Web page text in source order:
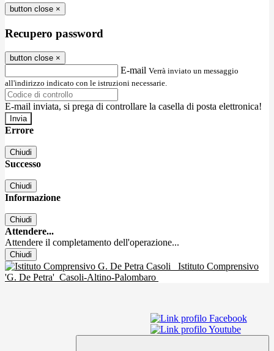
button close ×
Recupero password
button close ×
E-mail Verrà inviato un messaggio
all'indirizzo indicato con le istruzioni necessarie.
E-mail inviata, si prega di controllare la casella di posta elettronica!
Errore
Chiudi
Successo
Chiudi
Informazione
Chiudi
Attendere...
Attendere il completamento dell'operazione...
Chiudi
Istituto Comprensivo
'G. De Petra' Casoli-Altino-Palombaro